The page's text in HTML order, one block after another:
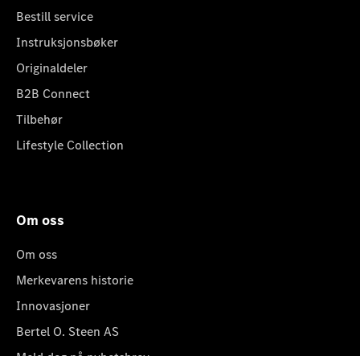
Bestill service
Instruksjonsbøker
Originaldeler
B2B Connect
Tilbehør
Lifestyle Collection
Om oss
Om oss
Merkevarens historie
Innovasjoner
Bertel O. Steen AS